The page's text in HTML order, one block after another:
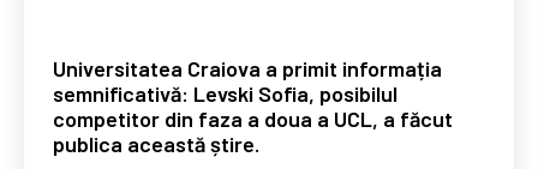
Universitatea Craiova a primit informația
semnificativă: Levski Sofia, posibilul
competitor din faza a doua a UCL, a făcut
publica această știre.